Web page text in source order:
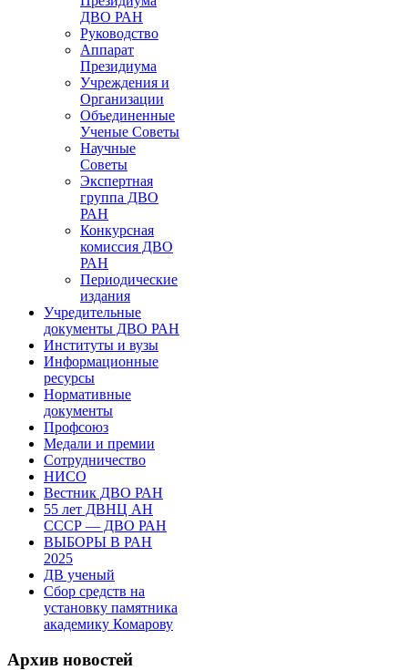
ДВО РАН
Руководство
Аппарат
Президиума
Учреждения и
Организации
Объединенные
Ученые Советы
Научные
Советы
Экспертная
группа ДВО
РАН
Конкурсная
комиссия ДВО
РАН
Периодические
издания
Учредительные
документы ДВО РАН
Институты и вузы
Информационные
ресурсы
Нормативные
документы
Профсоюз
Медали и премии
Сотрудничество
НИСО
Вестник ДВО РАН
55 лет ДВНЦ АН
СССР — ДВО РАН
ВЫБОРЫ В РАН
2025
ДВ ученый
Сбор средств на
установку памятника
академику Комарову
Архив новостей